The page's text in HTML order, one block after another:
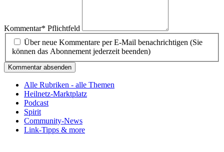
Kommentar* Pflichtfeld
Über neue Kommentare per E-Mail benachrichtigen (Sie
können das Abonnement jederzeit beenden)
Kommentar absenden
Alle Rubriken - alle Themen
Heilnetz-Marktplatz
Podcast
Spirit
Community-News
Link-Tipps & more